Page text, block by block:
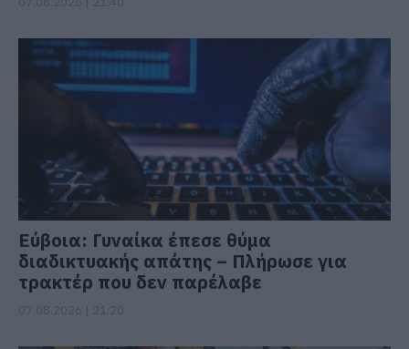
Εύβοια: Γυναίκα έπεσε θύμα
διαδικτυακής απάτης – Πλήρωσε για
τρακτέρ που δεν παρέλαβε